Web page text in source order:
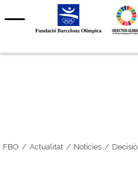
Oferta de treball
Aula d’Història
30 mirades, 30 anys després
Memòria Oral
Notícies
Contacte
FBO Actualitat Notícies